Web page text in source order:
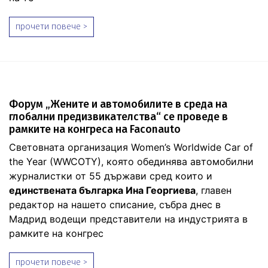
прочети повече >
Форум „Жените и автомобилите в среда на
глобални предизвикателства“ се проведе в
рамките на конгреса на Faconauto
Световната организация Women’s Worldwide Car of
the Year (WWCOTY), която обединява автомобилни
журналистки от 55 държави сред които и
единствената българка Ина Георгиева, главен
редактор на нашето списание, събра днес в
Мадрид водещи представители на индустрията в
рамките на конгрес
прочети повече >